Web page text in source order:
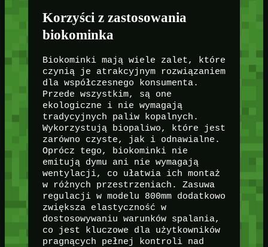
Korzyści z zastosowania
biokominka
Biokominki mają wiele zalet, które
czynią je atrakcyjnym rozwiązaniem
dla współczesnego konsumenta.
Przede wszystkim, są one
ekologiczne i nie wymagają
tradycyjnych paliw kopalnych.
Wykorzystują biopaliwo, które jest
zarówno czyste, jak i odnawialne.
Oprócz tego, biokominki nie
emitują dymu ani nie wymagają
wentylacji, co ułatwia ich montaż
w różnych przestrzeniach. Zasuwa
regulacji w modelu 800mm dodatkowo
zwiększa elastyczność w
dostosowywaniu warunków spalania,
co jest kluczowe dla użytkowników
pragnących pełnej kontroli nad